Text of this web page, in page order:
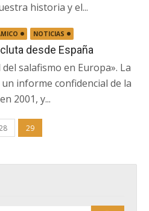
historia y el...
NOTICIAS
desde España
salafismo en Europa». La
informe confidencial de la
2001, y...
29